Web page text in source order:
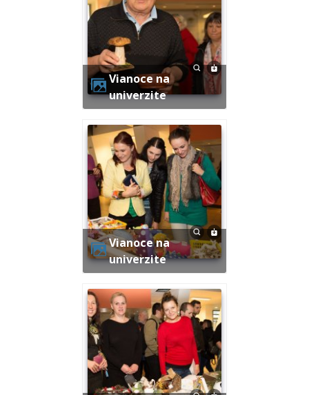
Vianoce na
univerzite
Vianoce na
univerzite